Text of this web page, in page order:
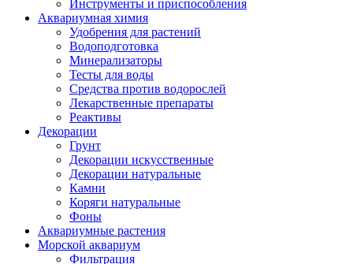
Инструменты и приспособления
Аквариумная химия
Удобрения для растений
Водоподготовка
Минерализаторы
Тесты для воды
Средства против водорослей
Лекарственные препараты
Реактивы
Декорации
Грунт
Декорации искусственные
Декорации натуральные
Камни
Коряги натуральные
Фоны
Аквариумные растения
Морской аквариум
Фильтрация